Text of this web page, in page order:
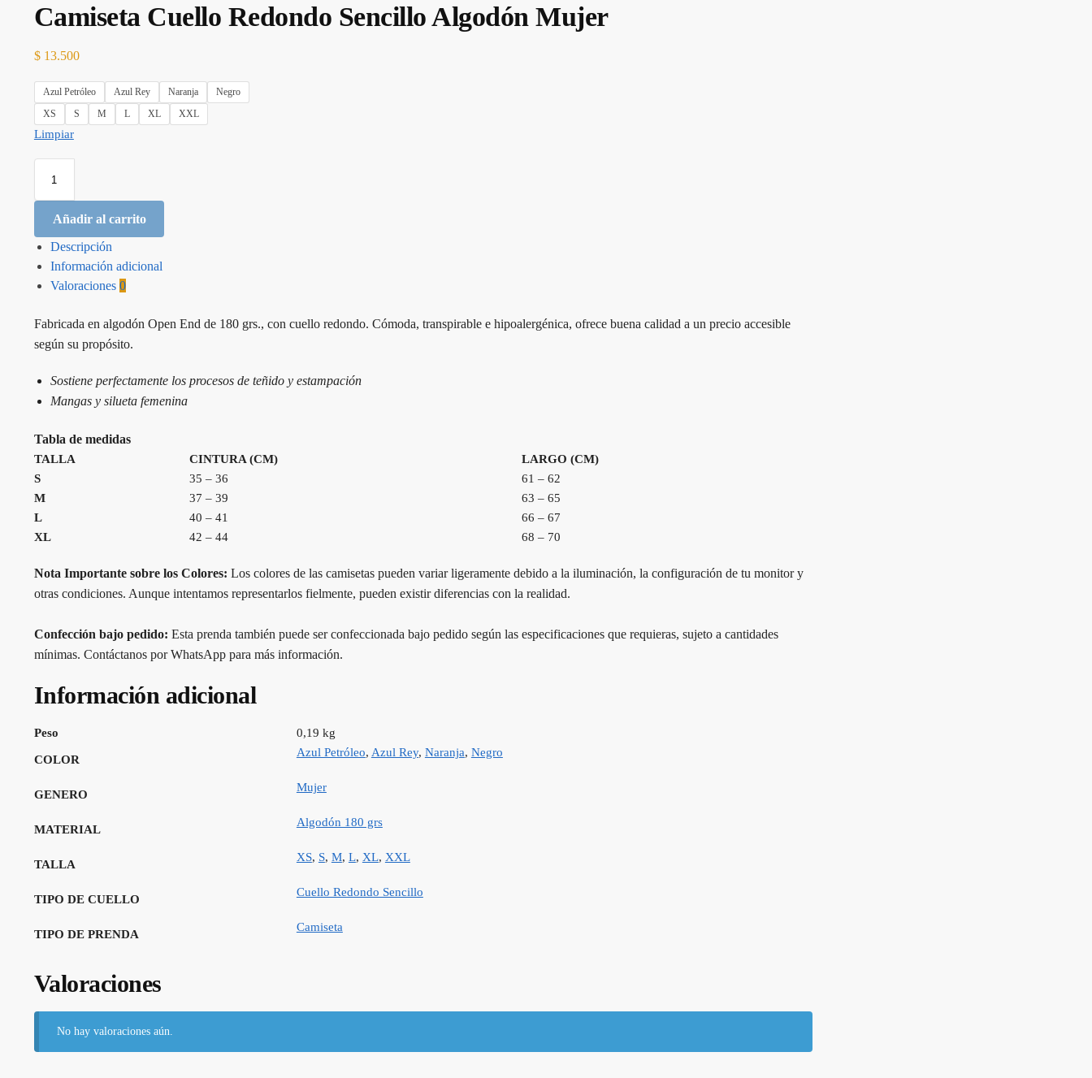
Camiseta Cuello Redondo Sencillo Algodón Mujer
$13.500
Azul Petróleo Azul Rey Naranja
Negro
XS
S M L XL XXL
Limpiar
Añadir al carrito
Descripción
Información adicional
Valoraciones 0
Fabricada en algodón Open End de 180 grs., con cuello redondo. Cómoda, transpirable e hipoalergénica, ofrece buena calidad a un precio accesible
según su propósito.
Sostiene perfectamente los procesos de teñido y estampación
Mangas y silueta femenina
Tabla de medidas
TALLA CINTURA (CM)
LARGO (CM)
S
35 – 36
61 – 62
M
37 – 39
63 – 65
L
40 – 41
66 – 67
XL
42 – 44 68 – 70
Nota Importante sobre los Colores: Los colores de las camisetas pueden variar ligeramente debido a la iluminación, la configuración de tu monitor y
otras condiciones. Aunque intentamos representarlos fielmente, pueden existir diferencias con la realidad.
Confección bajo pedido: Esta prenda también puede ser confeccionada bajo pedido según las especificaciones que requieras, sujeto a cantidades
mínimas. Contáctanos por WhatsApp para más información.
Información adicional
Peso 0,19 kg
COLOR
Azul Petróleo, Azul Rey, Naranja, Negro
GENERO
Mujer
MATERIAL
Algodón 180 grs
TALLA
XS, S, M, L, XL, XXL
TIPO DE CUELLO
Cuello Redondo Sencillo
TIPO DE PRENDA
Camiseta
Valoraciones
No hay valoraciones aún.